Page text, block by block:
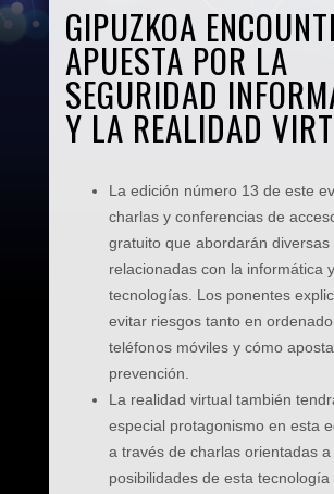
GIPUZKOA
APUESTA POR LA
SEGURIDAD
Y LA REALIDAD
La edición número 13 de este
charlas y conferencias de
gratuito que abordarán diversas
relacionadas con la informática
tecnologías. Los ponentes
evitar riesgos tanto en
teléfonos móviles y cómo
prevención.
La realidad virtual también
especial protagonismo en esta
a través de charlas orientadas
posibilidades de esta tecnología